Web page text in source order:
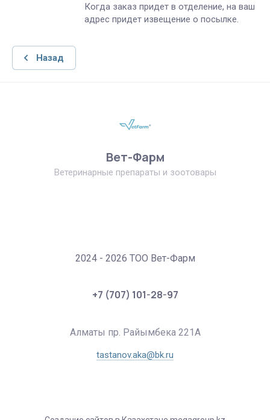
Когда заказ придет в отделение, на ваш
адрес придет извещение о посылке.
Назад
Вет-Фарм
Ветеринарные препараты и зоотовары
2024 - 2026 ТОО Вет-Фарм
+7 (707) 101-28-97
Алматы пр. Райымбека 221А
tastanov.aka@bk.ru